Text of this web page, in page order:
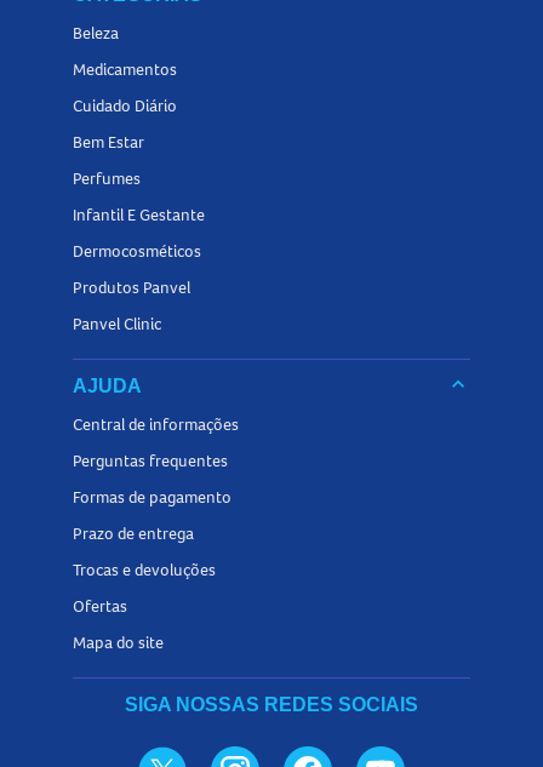
Beleza
Medicamentos
Cuidado Diário
Bem Estar
Perfumes
Infantil E Gestante
Dermocosméticos
Produtos Panvel
Panvel Clinic
AJUDA keyboard_arrow_down
Central de informações
Perguntas frequentes
Formas de pagamento
Prazo de entrega
Trocas e devoluções
Ofertas
Mapa do site
SIGA NOSSAS REDES SOCIAIS